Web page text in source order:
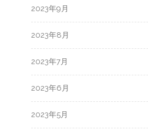
2023年9月
2023年8月
2023年7月
2023年6月
2023年5月